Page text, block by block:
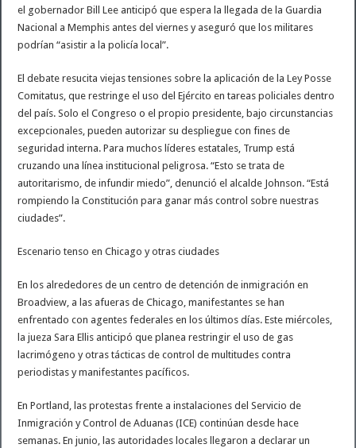
el gobernador Bill Lee anticipó que espera la llegada de la Guardia
Nacional a Memphis antes del viernes y aseguró que los militares
podrían “asistir a la policía local”.
El debate resucita viejas tensiones sobre la aplicación de la Ley Posse
Comitatus, que restringe el uso del Ejército en tareas policiales dentro
del país. Solo el Congreso o el propio presidente, bajo circunstancias
excepcionales, pueden autorizar su despliegue con fines de
seguridad interna. Para muchos líderes estatales, Trump está
cruzando una línea institucional peligrosa. “Esto se trata de
autoritarismo, de infundir miedo”, denunció el alcalde Johnson. “Está
rompiendo la Constitución para ganar más control sobre nuestras
ciudades”.
Escenario tenso en Chicago y otras ciudades
En los alrededores de un centro de detención de inmigración en
Broadview, a las afueras de Chicago, manifestantes se han
enfrentado con agentes federales en los últimos días. Este miércoles,
la jueza Sara Ellis anticipó que planea restringir el uso de gas
lacrimógeno y otras tácticas de control de multitudes contra
periodistas y manifestantes pacíficos.
En Portland, las protestas frente a instalaciones del Servicio de
Inmigración y Control de Aduanas (ICE) continúan desde hace
semanas. En junio, las autoridades locales llegaron a declarar un